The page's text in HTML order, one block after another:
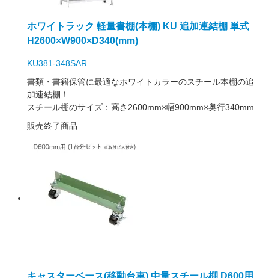
ホワイトラック 軽量書棚(本棚) KU 追加連結棚 単式
H2600×W900×D340(mm)
KU381-348SAR
書類・書籍保管に最適なホワイトカラーのスチール本棚の追
加連結棚！
スチール棚のサイズ：高さ2600mm×幅900mm×奥行340mm
販売終了商品
キャスターベース(移動台車) 中量スチール棚 D600用